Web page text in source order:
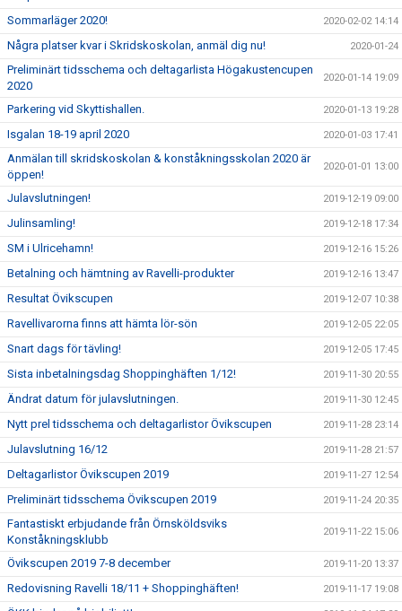
Sommarläger 2020! 2020-02-02 14:14
Några platser kvar i Skridskoskolan, anmäl dig nu! 2020-01-24
Preliminärt tidsschema och deltagarlista Högakustencupen
2020
2020-01-14 19:09
Parkering vid Skyttishallen. 2020-01-13 19:28
Isgalan 18-19 april 2020 2020-01-03 17:41
Anmälan till skridskoskolan & konståkningsskolan 2020 är
öppen!
2020-01-01 13:00
Julavslutningen! 2019-12-19 09:00
Julinsamling! 2019-12-18 17:34
SM i Ulricehamn! 2019-12-16 15:26
Betalning och hämtning av Ravelli-produkter 2019-12-16 13:47
Resultat Övikscupen 2019-12-07 10:38
Ravellivarorna finns att hämta lör-sön 2019-12-05 22:05
Snart dags för tävling! 2019-12-05 17:45
Sista inbetalningsdag Shoppinghäften 1/12! 2019-11-30 20:55
Ändrat datum för julavslutningen. 2019-11-30 12:45
Nytt prel tidsschema och deltagarlistor Övikscupen 2019-11-28 23:14
Julavslutning 16/12 2019-11-28 21:57
Deltagarlistor Övikscupen 2019 2019-11-27 12:54
Preliminärt tidsschema Övikscupen 2019 2019-11-24 20:35
Fantastiskt erbjudande från Örnsköldsviks
Konståkningsklubb
2019-11-22 15:06
Övikscupen 2019 7-8 december 2019-11-20 13:37
Redovisning Ravelli 18/11 + Shoppinghäften! 2019-11-17 19:08